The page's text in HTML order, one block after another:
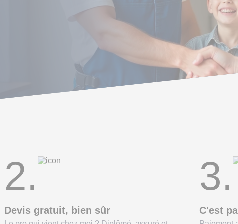
2.
Devis gratuit, bien sûr
3.
C'est